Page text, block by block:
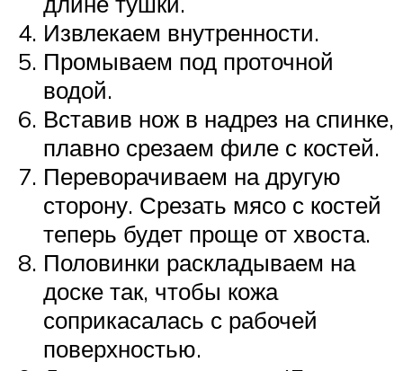
Извлекаем внутренности.
Промываем под проточной
водой.
Вставив нож в надрез на спинке,
плавно срезаем филе с костей.
Переворачиваем на другую
сторону. Срезать мясо с костей
теперь будет проще от хвоста.
Половинки раскладываем на
доске так, чтобы кожа
соприкасалась с рабочей
поверхностью.